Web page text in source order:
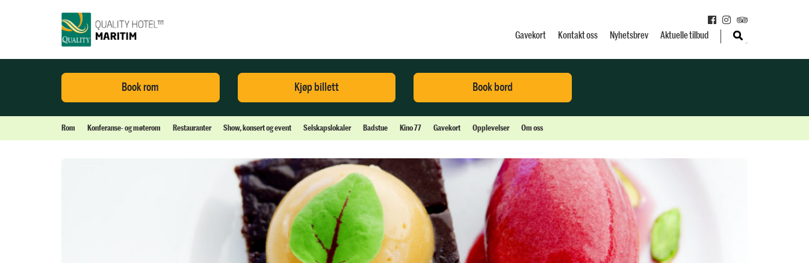
Gavekort Kontakt oss Nyhetsbrev Aktuelle tilbud
Book rom Kjøp billett Book bord
Rom Konferanse- og møterom Restauranter Show, konsert og event Selskapslokaler Badstue Kino 77 Gavekort Opplevelser Om oss